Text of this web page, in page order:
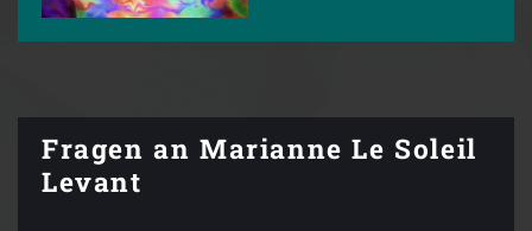
Fragen an Marianne Le Soleil
Levant